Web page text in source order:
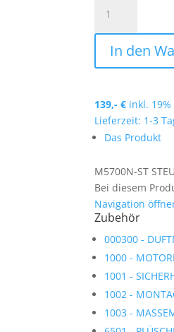
Menge
In den
139,-€ inkl.
Lieferzeit: 1-3
Das Produkt
M5700N-ST
Bei diesem
Navigation
Zubehör
000300 -
1000 -
1001 -
1002 -
1003 -